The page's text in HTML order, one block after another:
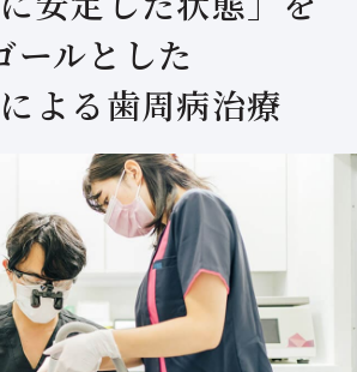
ールとした
よる歯周病治療